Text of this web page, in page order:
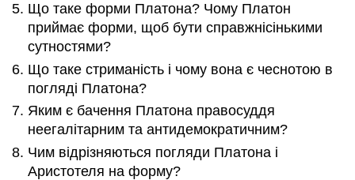
Що таке форми Платона? Чому Платон
приймає форми, щоб бути справжнісінькими
сутностями?
Що таке стриманість і чому вона є чеснотою в
погляді Платона?
Яким є бачення Платона правосуддя
неегалітарним та антидемократичним?
Чим відрізняються погляди Платона і
Аристотеля на форму?